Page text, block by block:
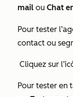
mail ou Chat
Pour tester
contact ou
Cliquez sur
Pour tester en